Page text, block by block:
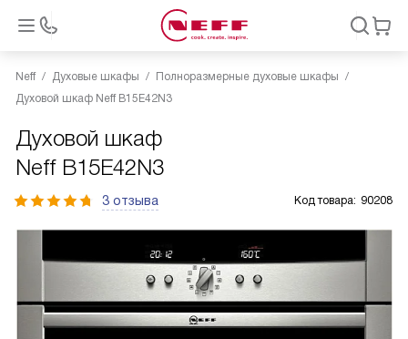
Neff Духовые шкафы
Полноразмерные духовые шкафы
Духовой шкаф Neff B15E42N3
Духовой шкаф
Neff B15E42N3
3 отзыва Код товара: 90208